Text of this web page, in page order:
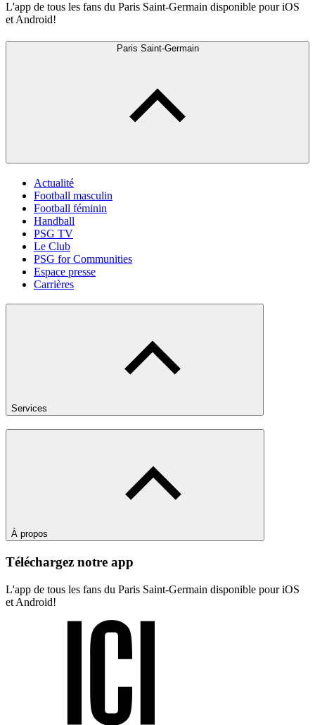
L'app de tous les fans du Paris Saint-Germain disponible pour iOS
et Android!
Paris Saint-Germain
Actualité
Football masculin
Football féminin
Handball
PSG TV
Le Club
PSG for Communities
Espace presse
Carrières
Services
À propos
Téléchargez notre app
L'app de tous les fans du Paris Saint-Germain disponible pour iOS
et Android!